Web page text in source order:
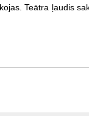
Teātra ļaudis